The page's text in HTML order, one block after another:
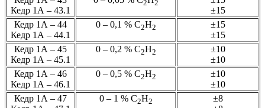
Кедр 1А – 43.1
2 2
±15
Кедр 1А – 44
Кедр 1А – 44.1
0 – 0,1 % С2Н2
±15
±15
Кедр 1А – 45
Кедр 1А – 45.1
0 – 0,2 % С2Н2
±10
±10
Кедр 1А – 46
Кедр 1А – 46.1
0 – 0,5 % С2Н2
±10
±10
Кедр 1А – 47
0 – 1 % С2Н2
±8